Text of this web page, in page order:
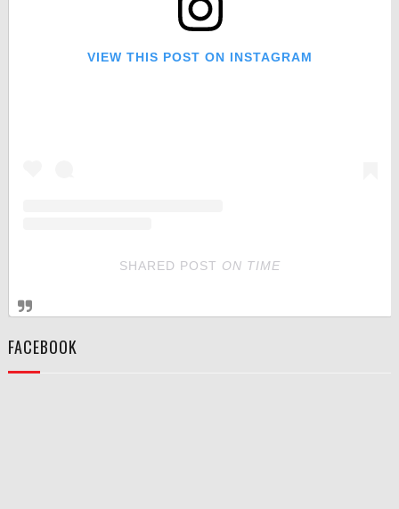
VIEW THIS POST ON INSTAGRAM
SHARED POST ON TIME
FACEBOOK